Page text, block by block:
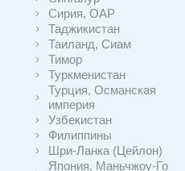
Сирия, ОАР
Таджикистан
Таиланд, Сиам
Тимор
Туркменистан
Турция, Османская
империя
Узбекистан
Филиппины
Шри-Ланка (Цейлон)
Япония, Маньчжоу-Го